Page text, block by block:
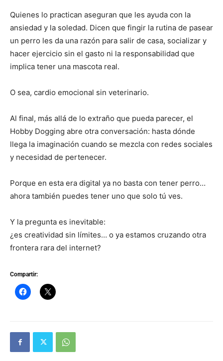
Quienes lo practican aseguran que les ayuda con la
ansiedad y la soledad. Dicen que fingir la rutina de pasear
un perro les da una razón para salir de casa, socializar y
hacer ejercicio sin el gasto ni la responsabilidad que
implica tener una mascota real.
O sea, cardio emocional sin veterinario.
Al final, más allá de lo extraño que pueda parecer, el
Hobby Dogging abre otra conversación: hasta dónde
llega la imaginación cuando se mezcla con redes sociales
y necesidad de pertenecer.
Porque en esta era digital ya no basta con tener perro…
ahora también puedes tener uno que solo tú ves.
Y la pregunta es inevitable:
¿es creatividad sin límites… o ya estamos cruzando otra
frontera rara del internet?
Compartir: